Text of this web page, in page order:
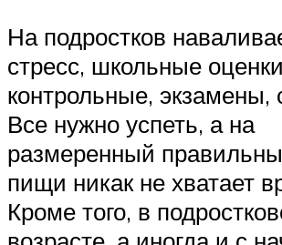
На подростков
стресс, школьные
контрольные, экзамены,
Все нужно успеть, а на
размеренный
пищи никак не хватает
Кроме того, в